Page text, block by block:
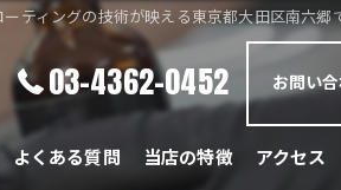
ーティングの技術が映える東京都大田区南六郷
03-4362-0452 お問い
よくある質問 当店の特徴 アクセス